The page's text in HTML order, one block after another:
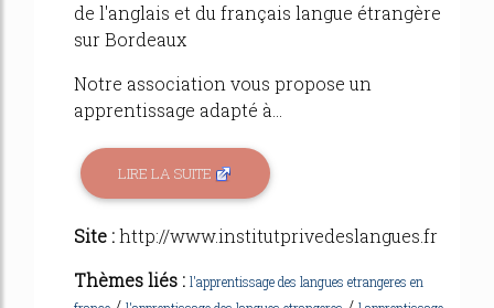
de l'anglais et du français langue étrangère
sur Bordeaux
Notre association vous propose un
apprentissage adapté à...
LIRE LA SUITE
Site :http://www.institutprivedeslangues.fr
Thèmes liés : l'apprentissage des langues etrangeres en